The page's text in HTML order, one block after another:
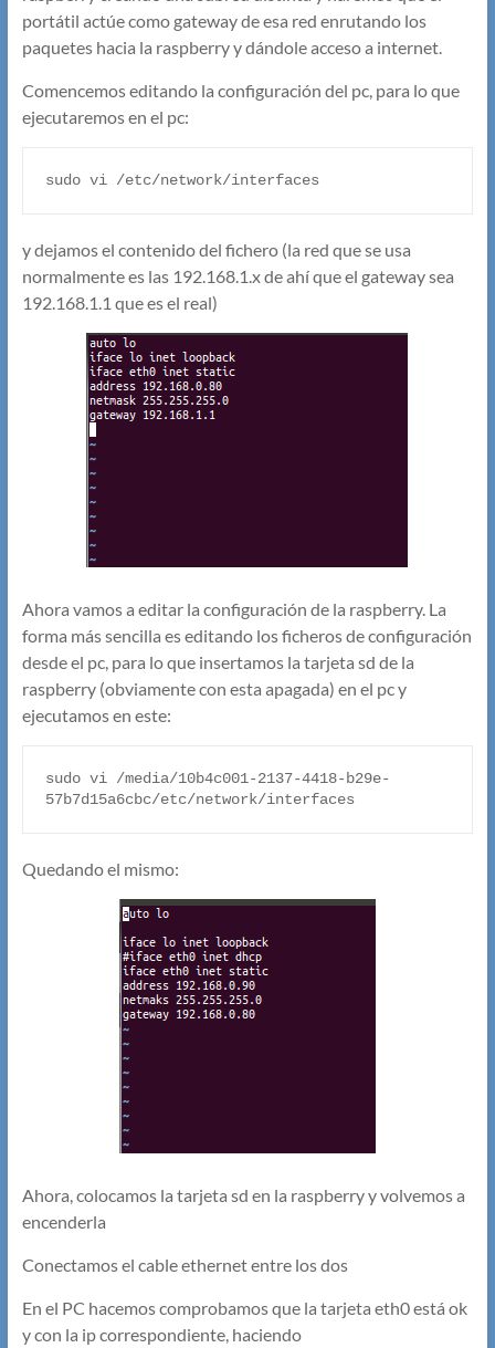
portátil actúe como gateway de esa red enrutando los
paquetes hacia la raspberry y dándole acceso a internet.
Comencemos editando la configuración del pc, para lo que
ejecutaremos en el pc:
sudo vi /etc/network/interfaces
y dejamos el contenido del fichero (la red que se usa
normalmente es las 192.168.1.x de ahí que el gateway sea
192.168.1.1 que es el real)
Ahora vamos a editar la configuración de la raspberry. La
forma más sencilla es editando los ficheros de configuración
desde el pc, para lo que insertamos la tarjeta sd de la
raspberry (obviamente con esta apagada) en el pc y
ejecutamos en este:
sudo vi /media/10b4c001-2137-4418-b29e-
57b7d15a6cbc/etc/network/interfaces
Quedando el mismo:
Ahora, colocamos la tarjeta sd en la raspberry y volvemos a
encenderla
Conectamos el cable ethernet entre los dos
En el PC hacemos comprobamos que la tarjeta eth0 está ok
y con la ip correspondiente, haciendo